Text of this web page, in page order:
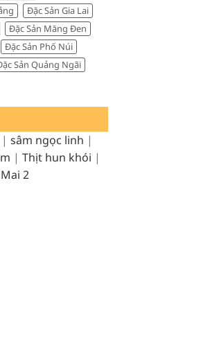
Đặc Sản Gia Lai
Đặc Sản Măng Đen
Đặc Sản Phố Núi
Sản Quảng Ngãi
| sâm ngọc linh |
| Thịt hun khói |
2